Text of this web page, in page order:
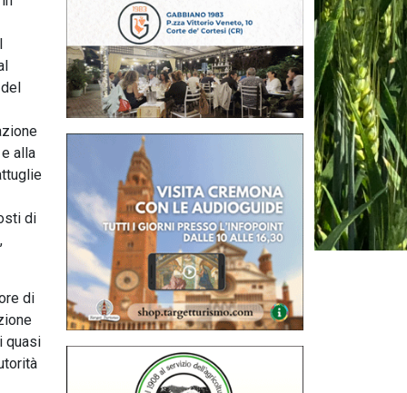
alla
di
di
quasi